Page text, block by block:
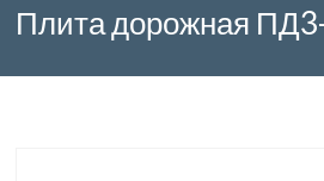
Плита дорожная